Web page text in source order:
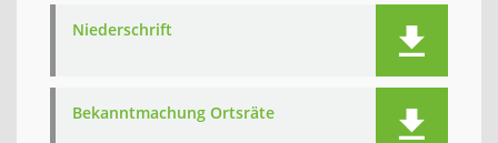
Niederschrift
Bekanntmachung Ortsräte